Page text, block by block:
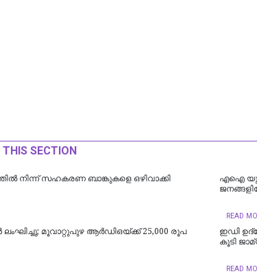
THIS SECTION
നിന്ന് സഹകരണ ബാങ്കുകളെ ഒഴിവാക്കി
എഐ
READ
മൂവാറ്റുപുഴ ആർഡിഒയ്ക്ക് 25,000 രൂപ
ഇഡി
കൂടി
READ